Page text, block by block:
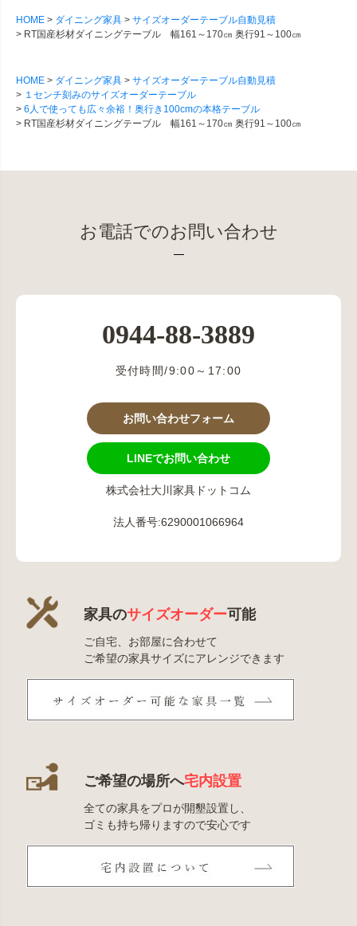
HOME ダイニング家具
サイズオーダーテーブル自動見積
RT国産杉材ダイニングテーブル 幅161～170㎝ 奥行91～100㎝
HOME ダイニング家具
サイズオーダーテーブル自動見積
１センチ刻みのサイズオーダーテーブル
6人で使っても広々余裕！奥行き100cmの本格テーブル
RT国産杉材ダイニングテーブル 幅161～170㎝ 奥行91～100㎝
お電話でのお問い合わせ
0944-88-3889
受付時間/9:00～17:00
お問い合わせフォーム
LINEでお問い合わせ
株式会社大川家具ドットコム
法人番号:6290001066964
家具のサイズオーダー可能
ご自宅、お部屋に合わせて
ご希望の家具サイズにアレンジできます
ご希望の場所へ宅内設置
全ての家具をプロが開墾設置し、
ゴミも持ち帰りますので安心です